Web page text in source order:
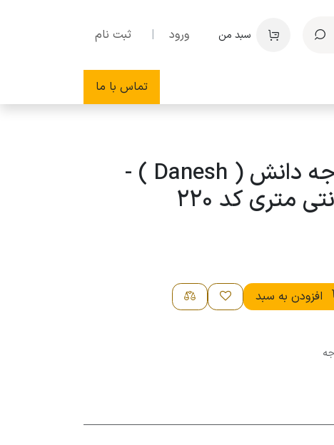
سبد من ورود | ثبت نام
تماس با ما
گونیا 30 درجه دانش ( Danesh ) -
افزودن به سبد